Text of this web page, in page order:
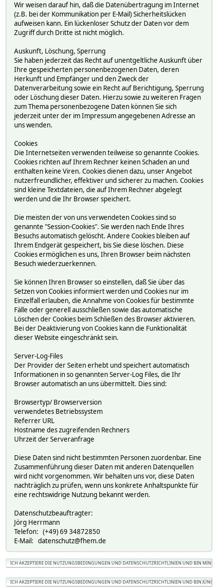
Wir weisen darauf hin, daß die Datenübertragung im Internet
(z.B. bei der Kommunikation per E-Mail) Sicherheitslücken
aufweisen kann. Ein lückenloser Schutz der Daten vor dem
Zugriff durch Dritte ist nicht möglich.
Auskunft, Löschung, Sperrung
Sie haben jederzeit das Recht auf unentgeltliche Auskunft über
Ihre gespeicherten personenbezogenen Daten, deren
Herkunft und Empfänger und den Zweck der
Datenverarbeitung sowie ein Recht auf Berichtigung, Sperrung
oder Löschung dieser Daten. Hierzu sowie zu weiteren Fragen
zum Thema personenbezogene Daten können Sie sich
jederzeit unter der im Impressum angegebenen Adresse an
uns wenden.
Cookies
Die Internetseiten verwenden teilweise so genannte Cookies.
Cookies richten auf Ihrem Rechner keinen Schaden an und
enthalten keine Viren. Cookies dienen dazu, unser Angebot
nutzerfreundlicher, effektiver und sicherer zu machen. Cookies
sind kleine Textdateien, die auf Ihrem Rechner abgelegt
werden und die Ihr Browser speichert.
Die meisten der von uns verwendeten Cookies sind so
genannte "Session-Cookies". Sie werden nach Ende Ihres
Besuchs automatisch gelöscht. Andere Cookies bleiben auf
Ihrem Endgerät gespeichert, bis Sie diese löschen. Diese
Cookies ermöglichen es uns, Ihren Browser beim nächsten
Besuch wiederzuerkennen.
Sie können Ihren Browser so einstellen, daß Sie über das
Setzen von Cookies informiert werden und Cookies nur im
Einzelfall erlauben, die Annahme von Cookies für bestimmte
Fälle oder generell ausschließen sowie das automatische
Löschen der Cookies beim Schließen des Browser aktivieren.
Bei der Deaktivierung von Cookies kann die Funktionalität
dieser Website eingeschränkt sein.
Server-Log-Files
Der Provider der Seiten erhebt und speichert automatisch
Informationen in so genannten Server-Log Files, die Ihr
Browser automatisch an uns übermittelt. Dies sind:
Browsertyp/ Browserversion
verwendetes Betriebssystem
Referrer URL
Hostname des zugreifenden Rechners
Uhrzeit der Serveranfrage
Diese Daten sind nicht bestimmten Personen zuordenbar. Eine
Zusammenführung dieser Daten mit anderen Datenquellen
wird nicht vorgenommen. Wir behalten uns vor, diese Daten
nachträglich zu prüfen, wenn uns konkrete Anhaltspunkte für
eine rechtswidrige Nutzung bekannt werden.
Datenschutzbeauftragter:
Jörg Herrmann
Telefon: (+49) 69 34872850
E-Mail: datenschutz@fhem.de